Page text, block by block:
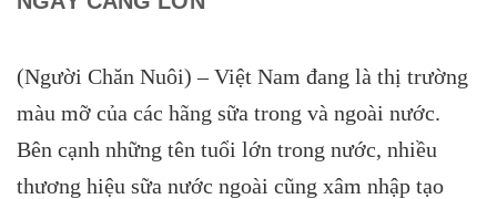
(Người Chăn Nuôi) – Việt Nam đang là thị trường
màu mỡ của các hãng sữa trong và ngoài nước.
Bên cạnh những tên tuổi lớn trong nước, nhiều
thương hiệu sữa nước ngoài cũng xâm nhập tạo